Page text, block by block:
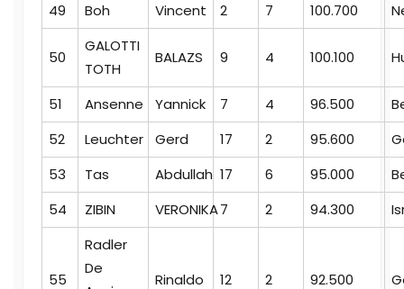
49
Boh Vincent 2 7 100.700
50
GALOTTI
TOTH
BALAZS 9 4 100.100
51 Ansenne Yannick 7 4 96.500
52
Leuchter Gerd 17 2 95.600
53
Tas Abdullah 17 6 95.000
54
ZIBIN VERONIKA7 2 94.300
55
Radler
De
Rinaldo 12 2 92.500